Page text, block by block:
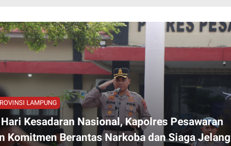
LAMPUNG
Kesadaran Nasional, Kapolres Pesawaran
Komitmen Berantas Narkoba dan Siaga Jelang